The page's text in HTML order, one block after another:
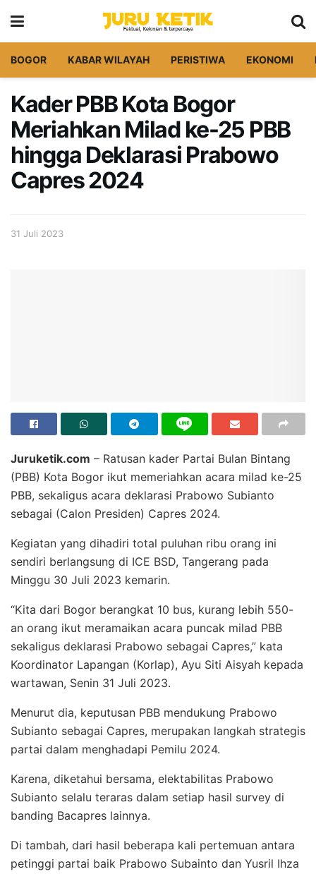
BOGOR KABAR WILAYAH PERISTIWA EKONOMI
Kader PBB Kota Bogor
Meriahkan Milad ke-25 PBB
hingga Deklarasi Prabowo
Capres 2024
31 Juli 2023
Juruketik.com – Ratusan kader Partai Bulan Bintang
(PBB) Kota Bogor ikut memeriahkan acara milad ke-25
PBB, sekaligus acara deklarasi Prabowo Subianto
sebagai (Calon Presiden) Capres 2024.
Kegiatan yang dihadiri total puluhan ribu orang ini
sendiri berlangsung di ICE BSD, Tangerang pada
Minggu 30 Juli 2023 kemarin.
“Kita dari Bogor berangkat 10 bus, kurang lebih 550-
an orang ikut meramaikan acara puncak milad PBB
sekaligus deklarasi Prabowo sebagai Capres,” kata
Koordinator Lapangan (Korlap), Ayu Siti Aisyah kepada
wartawan, Senin 31 Juli 2023.
Menurut dia, keputusan PBB mendukung Prabowo
Subianto sebagai Capres, merupakan langkah strategis
partai dalam menghadapi Pemilu 2024.
Karena, diketahui bersama, elektabilitas Prabowo
Subianto selalu teraras dalam setiap hasil survey di
banding Bacapres lainnya.
Di tambah, dari hasil beberapa kali pertemuan antara
petinggi partai baik Prabowo Subainto dan Yusril Ihza